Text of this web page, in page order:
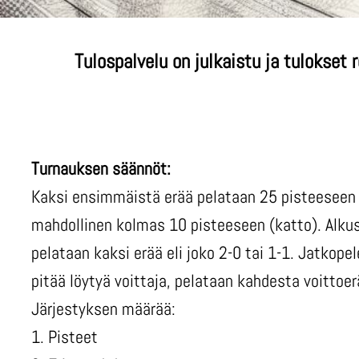
Tulospalvelu on julkaistu ja tulokset
Turnauksen säännöt:
Kaksi ensimmäistä erää pelataan 25
mahdollinen kolmas 10 pisteeseen (katto).
pelataan kaksi erää eli joko 2-0 tai 1-1.
pitää löytyä voittaja, pelataan kahdesta
Järjestyksen määrää:
1. Pisteet